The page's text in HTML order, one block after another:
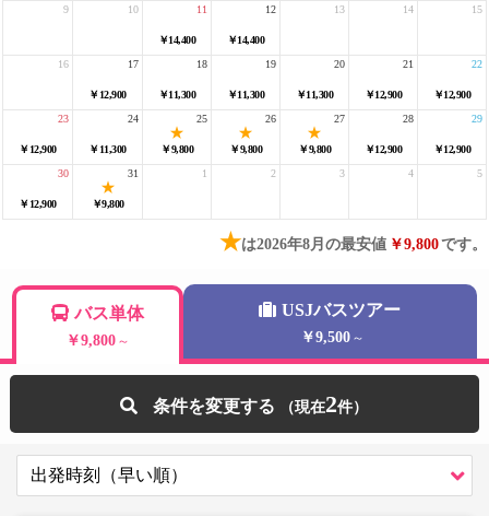
9 10
￥14,400
11
￥14,400
12 13 14 15
16
￥12,900
17
￥11,300
18
￥11,300
19
￥11,300
20
￥12,900
21
￥12,900
22
￥12,900
23
￥11,300
24
￥9,800
25
￥9,800
26
￥9,800
27
￥12,900
28
￥12,900
29
￥12,900
30
￥9,800
31 1 2 3 4 5
★は2026年8月の最安値 ￥9,800です。
バス単体
￥9,800 ～
USJバスツアー
￥9,500 ～
条件を変更する 2